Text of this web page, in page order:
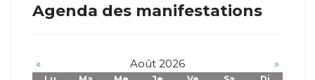
Agenda des manifestations
« Août 2026 »